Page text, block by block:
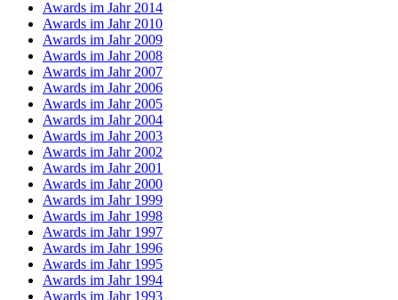
Awards im Jahr 2014
Awards im Jahr 2010
Awards im Jahr 2009
Awards im Jahr 2008
Awards im Jahr 2007
Awards im Jahr 2006
Awards im Jahr 2005
Awards im Jahr 2004
Awards im Jahr 2003
Awards im Jahr 2002
Awards im Jahr 2001
Awards im Jahr 2000
Awards im Jahr 1999
Awards im Jahr 1998
Awards im Jahr 1997
Awards im Jahr 1996
Awards im Jahr 1995
Awards im Jahr 1994
Awards im Jahr 1993